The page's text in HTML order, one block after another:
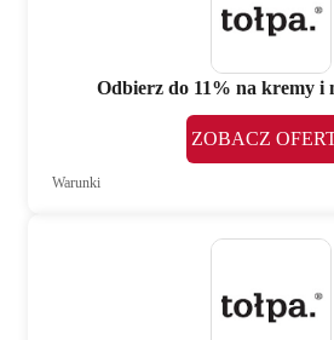
Odbierz do 11% na kremy i
ZOBACZ
Warunki